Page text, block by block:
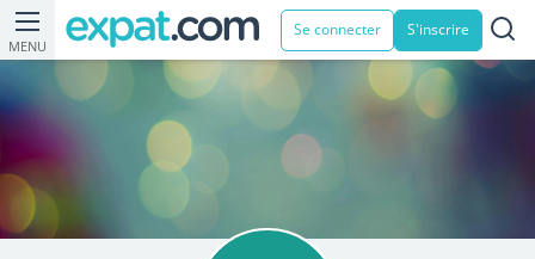
MENU
Se connecter S'inscrire